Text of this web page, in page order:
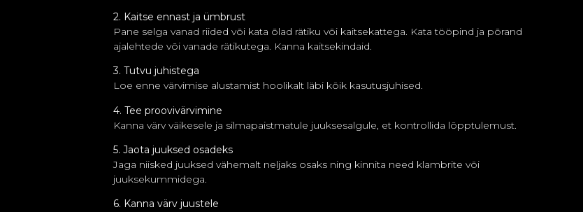
2. Kaitse ennast ja ümbrust
Pane selga vanad riided või kata õlad rätiku või kaitsekattega. Kata tööpind ja põrand
ajalehtede või vanade rätikutega. Kanna kaitsekindaid.
3. Tutvu juhistega
Loe enne värvimise alustamist hoolikalt läbi kõik kasutusjuhised.
4. Tee proovivärvimine
Kanna värv väikesele ja silmapaistmatule juuksesalgule, et kontrollida lõpptulemust.
5. Jaota juuksed osadeks
Jaga niisked juuksed vähemalt neljaks osaks ning kinnita need klambrite või
juuksekummidega.
6. Kanna värv juustele